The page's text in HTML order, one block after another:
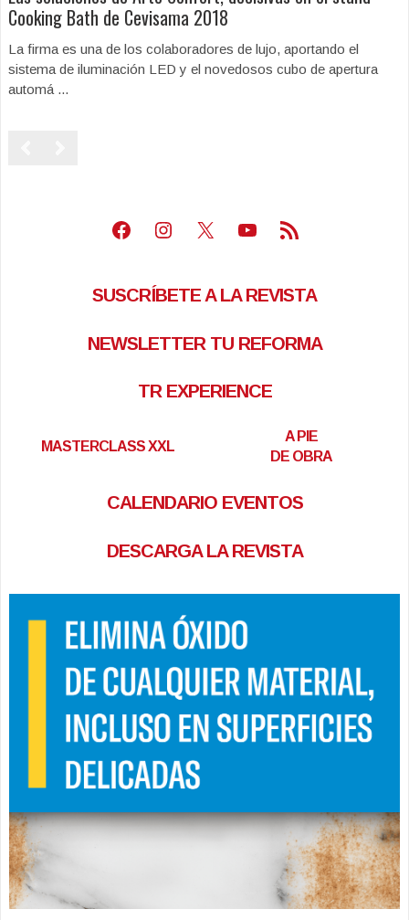
Cooking Bath de Cevisama 2018
La firma es una de los colaboradores de lujo, aportando el
sistema de iluminación LED y el novedosos cubo de apertura
automá ...
Facebook
Instagram
X Youtube
Feed RSS
SUSCRÍBETE A LA REVISTA
NEWSLETTER TU REFORMA
TR EXPERIENCE
MASTERCLASS XXL
A PIE
DE OBRA
CALENDARIO EVENTOS
DESCARGA LA REVISTA